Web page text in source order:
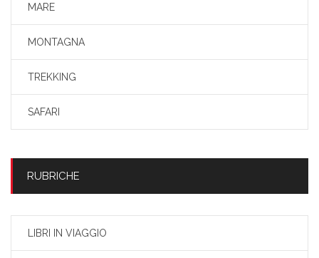
MARE
MONTAGNA
TREKKING
SAFARI
RUBRICHE
LIBRI IN VIAGGIO